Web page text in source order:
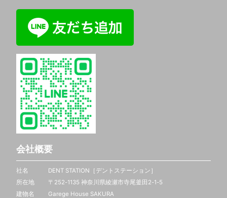
会社概要
社名 DENT STATION［デントステーション］
所在地 〒252-1135 神奈川県綾瀬市寺尾釜田2-1-5
建物名 Garege House SAKURA